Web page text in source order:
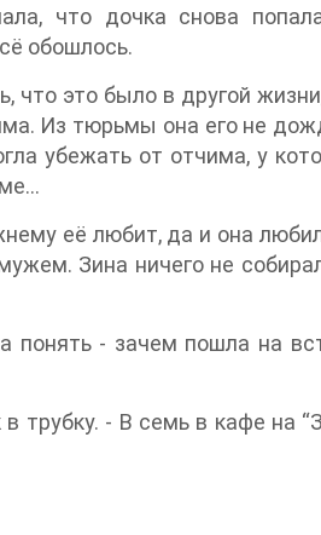
что дочка снова
обошлось.
что это было в другой
Из тюрьмы она его не
убежать от отчима, у
её любит, да и она
Зина ничего не
понять - зачем пошла на
трубку. - В семь в кафе на